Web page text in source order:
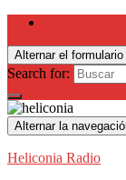
Alternar el
Search for:
Alternar la
Heliconia Radio